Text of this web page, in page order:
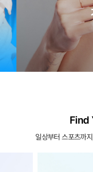
첫
Find
일상부터 스포츠까